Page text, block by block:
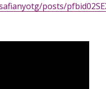
posts/